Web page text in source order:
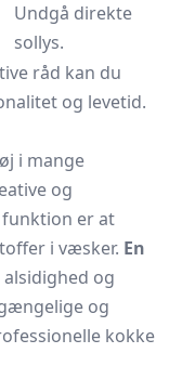
Undgå direkte
sollys.
råd kan du
og levetid.
i mange
og
er at
i væsker. En
og
og
kokke